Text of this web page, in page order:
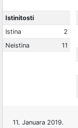
Istinitosti
Istina
2
Neistina
11
11. Januara 2019.